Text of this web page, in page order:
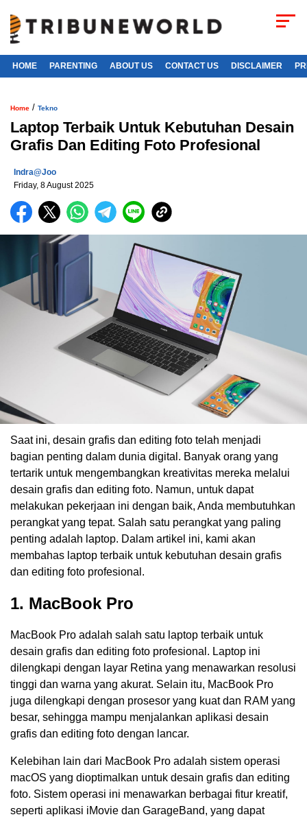
HOME PARENTING ABOUT US CONTACT US DISCLAIMER
Home / Tekno
Laptop Terbaik Untuk Kebutuhan Desain
Grafis Dan Editing Foto Profesional
Indra@joo
Friday, 8 August 2025
Saat ini, desain grafis dan editing foto telah menjadi
bagian penting dalam dunia digital. Banyak orang yang
tertarik untuk mengembangkan kreativitas mereka melalui
desain grafis dan editing foto. Namun, untuk dapat
melakukan pekerjaan ini dengan baik, Anda membutuhkan
perangkat yang tepat. Salah satu perangkat yang paling
penting adalah laptop. Dalam artikel ini, kami akan
membahas laptop terbaik untuk kebutuhan desain grafis
dan editing foto profesional.
1. MacBook Pro
MacBook Pro adalah salah satu laptop terbaik untuk
desain grafis dan editing foto profesional. Laptop ini
dilengkapi dengan layar Retina yang menawarkan resolusi
tinggi dan warna yang akurat. Selain itu, MacBook Pro
juga dilengkapi dengan prosesor yang kuat dan RAM yang
besar, sehingga mampu menjalankan aplikasi desain
grafis dan editing foto dengan lancar.
Kelebihan lain dari MacBook Pro adalah sistem operasi
macOS yang dioptimalkan untuk desain grafis dan editing
foto. Sistem operasi ini menawarkan berbagai fitur kreatif,
seperti aplikasi iMovie dan GarageBand, yang dapat